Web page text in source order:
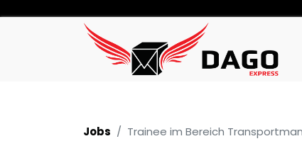
Jobs Trainee im Bereich